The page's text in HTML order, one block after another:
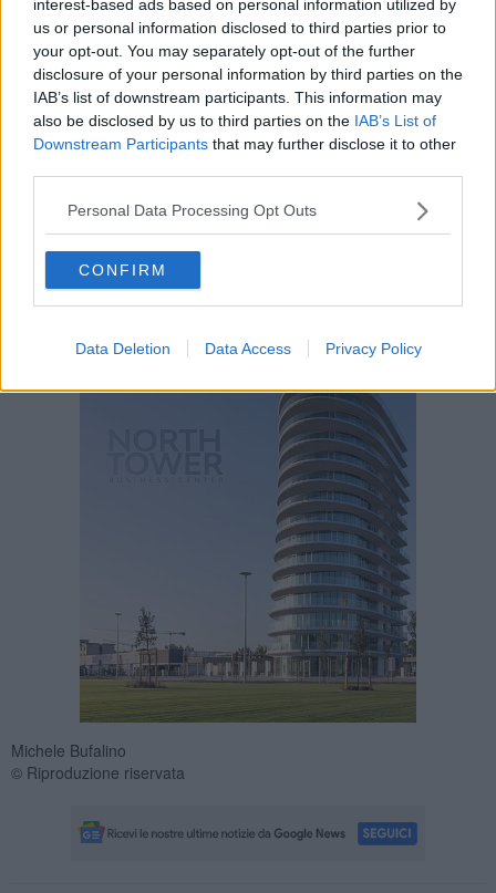
interest-based ads based on personal information utilized by
us or personal information disclosed to third parties prior to
your opt-out. You may separately opt-out of the further
disclosure of your personal information by third parties on the
IAB’s list of downstream participants. This information may
also be disclosed by us to third parties on the IAB’s List of
Downstream Participants that may further disclose it to other
Personal Data Processing Opt Outs
CONFIRM
Data Deletion Data Access Privacy Policy
Michele Bufalino
© Riproduzione riservata